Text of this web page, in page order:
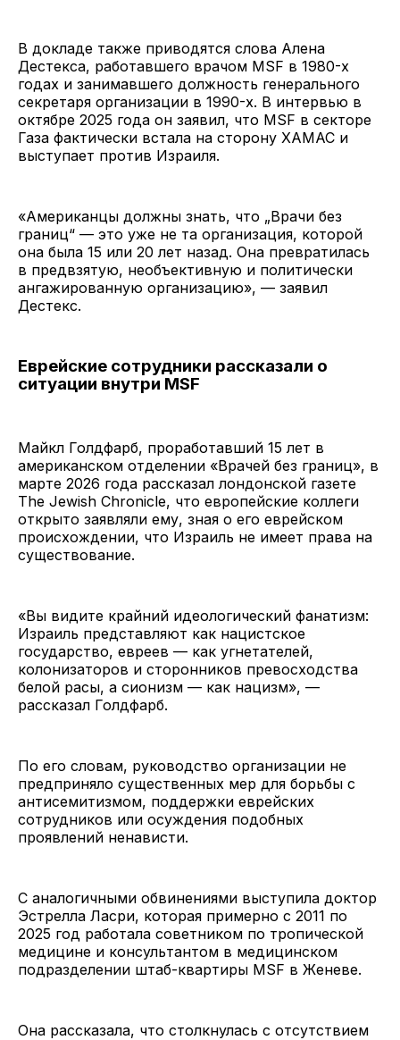
В докладе также приводятся слова Алена
Дестекса, работавшего врачом MSF в 1980-х
годах и занимавшего должность генерального
секретаря организации в 1990-х. В интервью в
октябре 2025 года он заявил, что MSF в секторе
Газа фактически встала на сторону ХАМАС и
выступает против Израиля.
«Американцы должны знать, что „Врачи без
границ“ — это уже не та организация, которой
она была 15 или 20 лет назад. Она превратилась
в предвзятую, необъективную и политически
ангажированную организацию», — заявил
Дестекс.
Еврейские сотрудники рассказали о
ситуации внутри MSF
Майкл Голдфарб, проработавший 15 лет в
американском отделении «Врачей без границ», в
марте 2026 года рассказал лондонской газете
The Jewish Chronicle, что европейские коллеги
открыто заявляли ему, зная о его еврейском
происхождении, что Израиль не имеет права на
существование.
«Вы видите крайний идеологический фанатизм:
Израиль представляют как нацистское
государство, евреев — как угнетателей,
колонизаторов и сторонников превосходства
белой расы, а сионизм — как нацизм», —
рассказал Голдфарб.
По его словам, руководство организации не
предприняло существенных мер для борьбы с
антисемитизмом, поддержки еврейских
сотрудников или осуждения подобных
проявлений ненависти.
С аналогичными обвинениями выступила доктор
Эстрелла Ласри, которая примерно с 2011 по
2025 год работала советником по тропической
медицине и консультантом в медицинском
подразделении штаб-квартиры MSF в Женеве.
Она рассказала, что столкнулась с отсутствием